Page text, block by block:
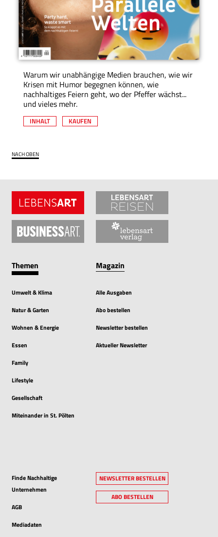
Warum wir unabhängige Medien brauchen, wie wir
Krisen mit Humor begegnen können, wie
nachhaltiges Feiern geht, wo der Pfeffer wächst...
und vieles mehr.
INHALT KAUFEN
NACH OBEN
Themen
Umwelt & Klima
Natur & Garten
Wohnen & Energie
Essen
Family
Lifestyle
Gesellschaft
Miteinander in St. Pölten
Magazin
Alle Ausgaben
Abo bestellen
Newsletter bestellen
Aktueller Newsletter
Finde Nachhaltige
Unternehmen
AGB
Mediadaten
NEWSLETTER BESTELLEN
ABO BESTELLEN